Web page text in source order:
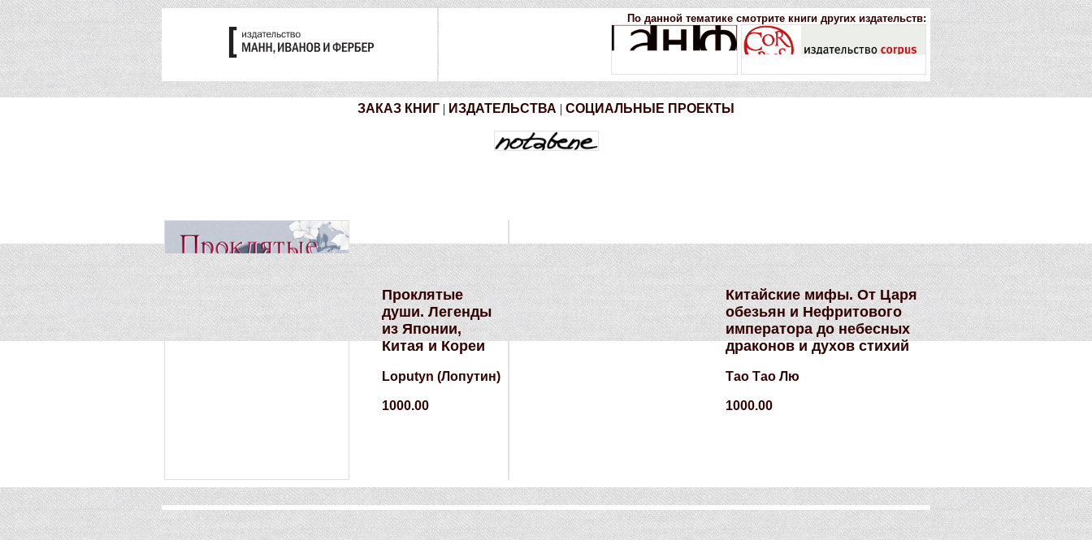
По данной тематике смотрите книги других издательств:
ЗАКАЗ КНИГ | ИЗДАТЕЛЬСТВА | СОЦИАЛЬНЫЕ ПРОЕКТЫ
Проклятые
души. Легенды
из Японии,
Китая и Кореи
Loputyn (Лопутин)
1000.00
Китайские мифы. От Царя
обезьян и Нефритового
императора до небесных
драконов и духов стихий
Тао Тао Лю
1000.00